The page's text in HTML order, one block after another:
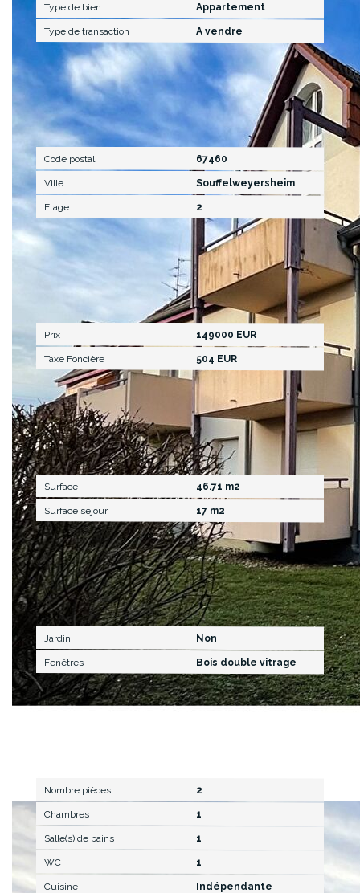
Type de bien Appartement
Type de transaction A vendre
Localisation
Code postal 67460
Ville Souffelweyersheim
Etage 2
Prix 149000 EUR
Taxe Foncière 504 EUR
Surfaces
Surface 46.71 m2
Surface séjour 17 m2
Extérieur
Jardin Non
Fenêtres Bois double vitrage
Nombre pièces 2
Chambres 1
Salle(s) de bains 1
WC 1
Cuisine Indépendante